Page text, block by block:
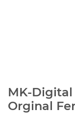
MK-Digital
Orginal